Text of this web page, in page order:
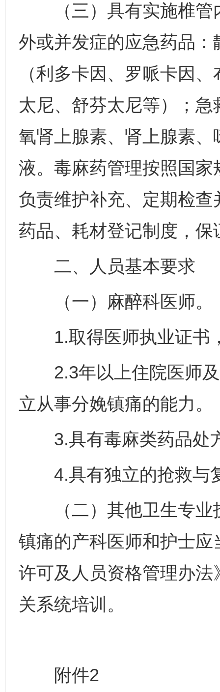
（三）具有实施椎管
外或并发症的应急药品
（利多卡因、罗哌卡因
太尼、舒芬太尼等）；
氧肾上腺素、肾上腺素
液。毒麻药管理按照国
负责维护补充、定期检
药品、耗材登记制度，
二、人员基本要求
（一）麻醉科医师。
1.取得医师执业证书
2.3年以上住院医师及
立从事分娩镇痛的能力。
3.具有毒麻类药品处
4.具有独立的抢救与
（二）其他卫生专业
镇痛的产科医师和护士
许可及人员资格管理办
关系统培训。
附件2